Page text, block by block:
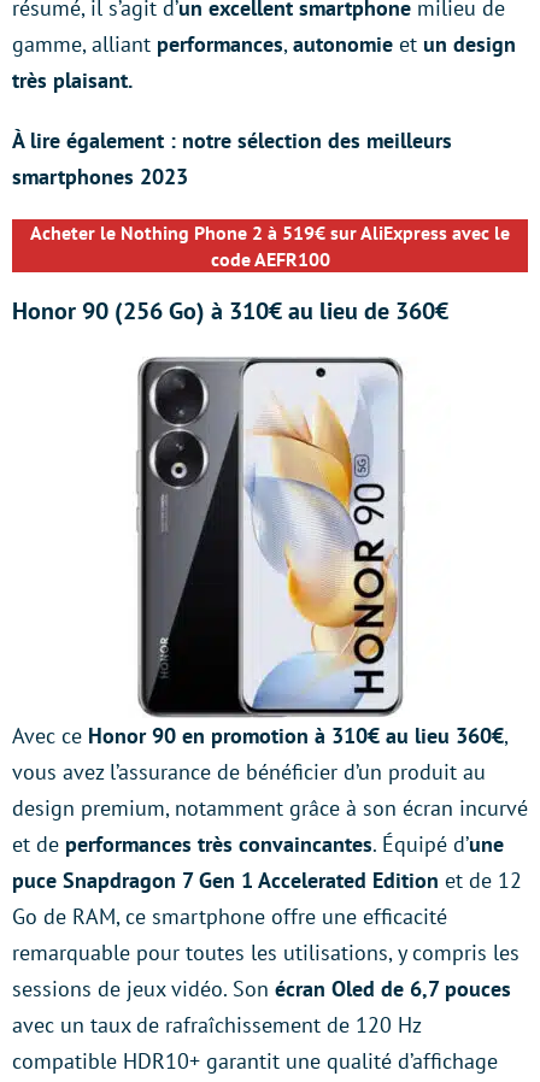
résumé, il s’agit d’un excellent smartphone milieu de
gamme, alliant performances,autonomie et un design
très plaisant.
À lire également : notre sélection des meilleurs
smartphones 2023
Acheter le Nothing Phone 2 à 519€ sur AliExpress avec le
code AEFR100
Honor 90 (256 Go) à 310€ au lieu de 360€
Avec ce Honor 90 en promotion à 310€ au lieu 360€,
vous avez l’assurance de bénéficier d’un produit au
design premium, notamment grâce à son écran incurvé
et de performances très convaincantes. Équipé d’une
puce Snapdragon 7 Gen 1 Accelerated Edition et de 12
Go de RAM, ce smartphone offre une efficacité
remarquable pour toutes les utilisations, y compris les
sessions de jeux vidéo. Son écran Oled de 6,7 pouces
avec un taux de rafraîchissement de 120 Hz
compatible HDR10+ garantit une qualité d’affichage